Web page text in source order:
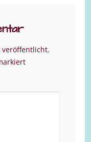
veröffentlicht.